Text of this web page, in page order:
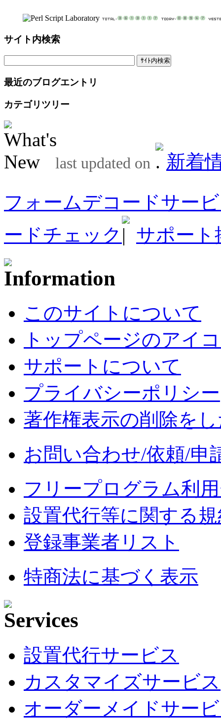
サイト内検索
最近のブログエントリ
カテゴリツリー
last updated on
新着
フォームデコードサー
ードチェック
サポート
このサイトについて
トップページのアイ
サポートについて
プライバシーポリシー
著作権表示の削除を
お問い合わせ/依頼/申
フリープログラム利
設置代行等に関する
登録事業者リスト
特商法に基づく表示
設置代行サービス
カスタマイズサービス
オーダーメイドサー